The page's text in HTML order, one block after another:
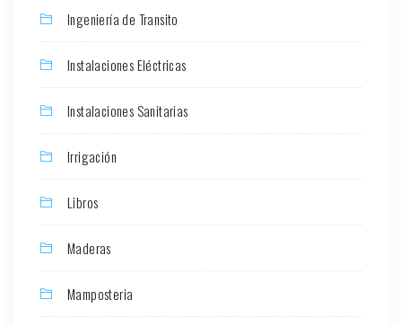
Ingeniería de Transito
Instalaciones Eléctricas
Instalaciones Sanitarias
Irrigación
Libros
Maderas
Mamposteria